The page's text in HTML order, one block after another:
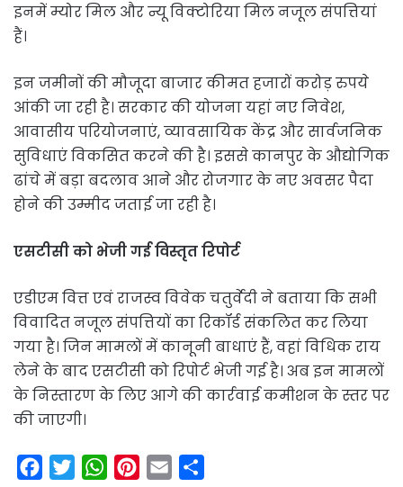
इनमें म्योर मिल और न्यू विक्टोरिया मिल नजूल संपत्तियां
हैं।
इन जमीनों की मौजूदा बाजार कीमत हजारों करोड़ रुपये
आंकी जा रही है। सरकार की योजना यहां नए निवेश,
आवासीय परियोजनाएं, व्यावसायिक केंद्र और सार्वजनिक
सुविधाएं विकसित करने की है। इससे कानपुर के औद्योगिक
ढांचे में बड़ा बदलाव आने और रोजगार के नए अवसर पैदा
होने की उम्मीद जताई जा रही है।
एसटीसी को भेजी गई विस्तृत रिपोर्ट
एडीएम वित्त एवं राजस्व विवेक चतुर्वेदी ने बताया कि सभी
विवादित नजूल संपत्तियों का रिकॉर्ड संकलित कर लिया
गया है। जिन मामलों में कानूनी बाधाएं हैं, वहां विधिक राय
लेने के बाद एसटीसी को रिपोर्ट भेजी गई है। अब इन मामलों
के निस्तारण के लिए आगे की कार्रवाई कमीशन के स्तर पर
की जाएगी।
W